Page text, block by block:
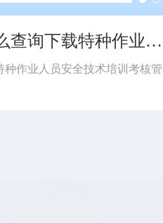
【证书查询】手把手教你，怎么查询下载特种作业操作证...